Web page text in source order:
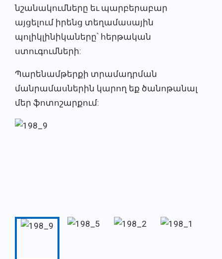
նշանակումները եւ պարբերաբար
այցելում իրենց տեղամասային
պոլիկլինիկաները՝ հերթական
ստուգումների:
Պարենամթերքի տրամադրման
մանրամասներին կարող եք ծանոթանալ
մեր ֆոտոշարքում: